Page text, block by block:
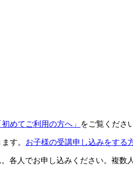
初めてご利用の方へ」 をご覧くださ
す。 お子様の受講申し込みをする
各人でお申し込みください。複数